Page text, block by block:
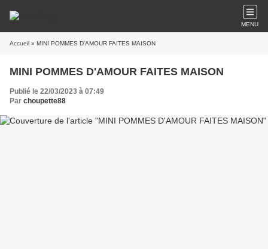
MENU
Accueil » MINI POMMES D'AMOUR FAITES MAISON
MINI POMMES D'AMOUR FAITES MAISON
Publié le 22/03/2023 à 07:49
Par choupette88